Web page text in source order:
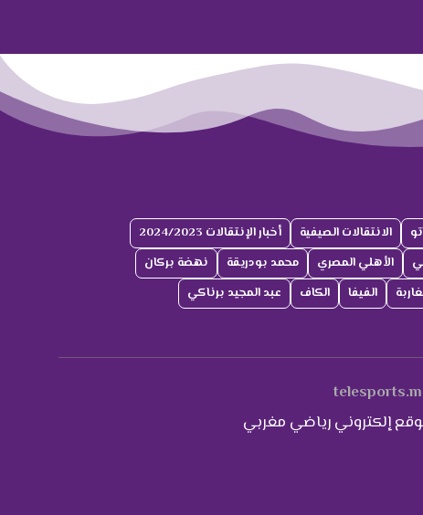
الانتقالات الصيفية
أخبار الإنتقالات 2024/2023
الأهلي المصري محمد بودريقة
نهضة بركان
الفيفا الكاف
عبد المجيد برناكي
إلكتروني رياضي مغربي